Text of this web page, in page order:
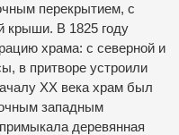
перекрытием, с
крыши. В 1825 году
храма: с северной и
в притворе устроили
XX века храм был
западным
деревянная